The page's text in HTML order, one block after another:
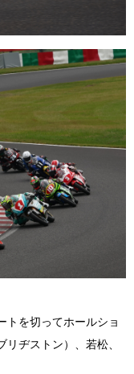
トを切ってホールショ
ヂストン）、若松、